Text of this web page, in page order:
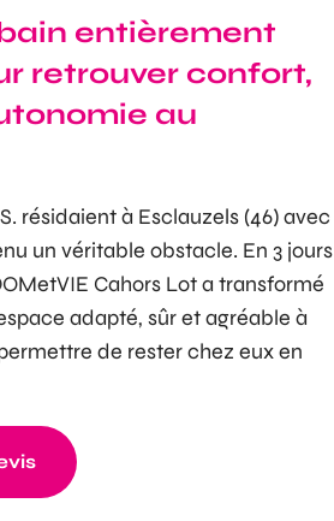
entièrement
retrouver confort,
au
résidaient à Esclauzels (46) avec
un véritable obstacle. En 3 jours
Cahors Lot a transformé
adapté, sûr et agréable à
de rester chez eux en